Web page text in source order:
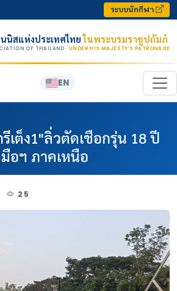
ระบบนักกีฬา
นิสแห่งประเทศไทยในพระบรมราชูปถัมภ์
OF THAILAND · UNDER HIS MAJESTY’S PATRONAGE
EN
ต็ง1"ลิ่วตัดเชือกรุ่น 18 ปี
อฯ ภาคเหนือ
25